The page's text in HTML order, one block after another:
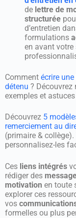
de lettre de
structurée
d’entretien
formulations
en avant votre
Comment écrire
détenu ? Découvrez
exemples et
Découvrez 5
remerciement au
(primaire &
personnalisez-les
Ces liens intégrés
rédiger des
motivation en toute
explorer ces
vos
formelles ou plus